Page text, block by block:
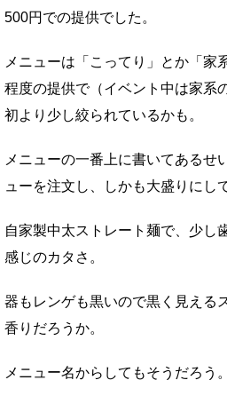
500円での提供でした。
メニューは「こってり」とか「家
程度の提供で（イベント中は家系
初より少し絞られているかも。
メニューの一番上に書いてあるせ
ューを注文し、しかも大盛りにし
自家製中太ストレート麺で、少し
感じのカタさ。
器もレンゲも黒いので黒く見える
香りだろうか。
メニュー名からしてもそうだろう。